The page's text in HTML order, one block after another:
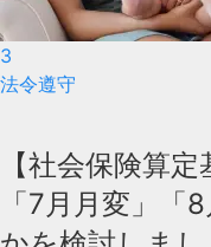
3
法令遵守
【社会保険算
「7月月変」「